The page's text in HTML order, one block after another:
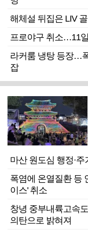
해체설 뒤집은 LIV
프로야구 취소…11
라커룸 냉탕 등장…
잡
마산 원도심 행정·
폭염에 온열질환 등
이스' 취소
창녕 중부내륙고속
의탄으로 밝혀져